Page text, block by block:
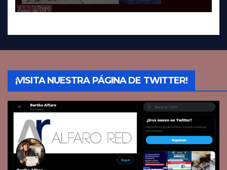
¡VISITA NUESTRA PÁGINA DE TWITTER!